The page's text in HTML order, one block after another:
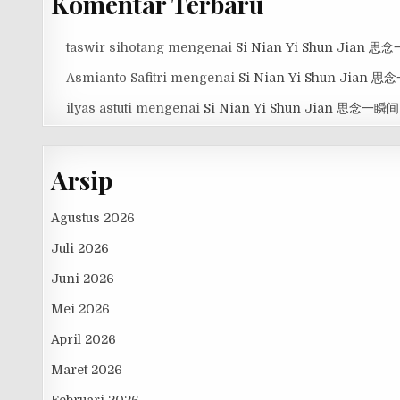
taswir sihotangmengenai Si Nian Yi Shun Jian 思念
Asmianto Safitri mengenai Si Nian Yi Shun Jian 思念
ilyas astuti mengenai Si Nian Yi Shun Jian 思念一瞬间
Arsip
Agustus 2026
Juli 2026
Juni 2026
Mei 2026
April 2026
Maret 2026